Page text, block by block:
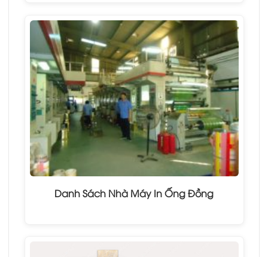
Danh Sách Nhà Máy In Ống Đồng